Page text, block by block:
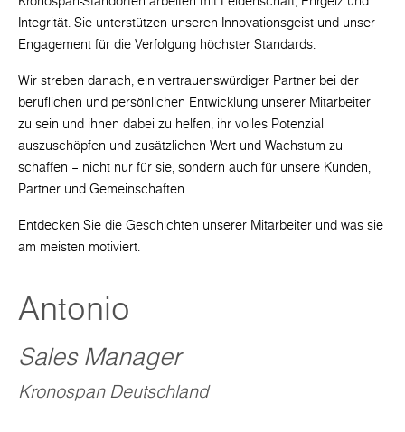
Integrität. Sie unterstützen unseren Innovationsgeist und unser
Engagement für die Verfolgung höchster Standards.
Wir streben danach, ein vertrauenswürdiger Partner bei der
beruflichen und persönlichen Entwicklung unserer Mitarbeiter
zu sein und ihnen dabei zu helfen, ihr volles Potenzial
auszuschöpfen und zusätzlichen Wert und Wachstum zu
schaffen – nicht nur für sie, sondern auch für unsere Kunden,
Partner und Gemeinschaften.
Entdecken Sie die Geschichten unserer Mitarbeiter und was sie
am meisten motiviert.
Antonio
Sales Manager
Kronospan Deutschland